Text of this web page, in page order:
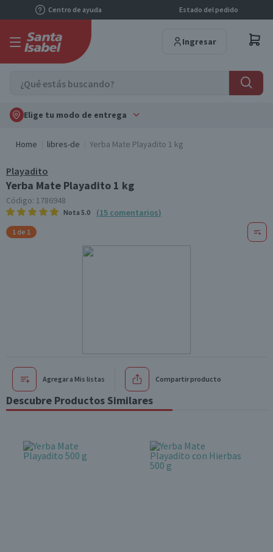
Centro de ayuda Estado del pedido
Ingresar
Elige tu modo de entrega
Home libres-de Yerba Mate Playadito 1 kg
Playadito
Yerba Mate Playadito 1 kg
Código: 1786948
Nota 5.0 (15 comentarios)
1 de 1
Agregar a Mis listas Compartir producto
Descubre Productos Similares